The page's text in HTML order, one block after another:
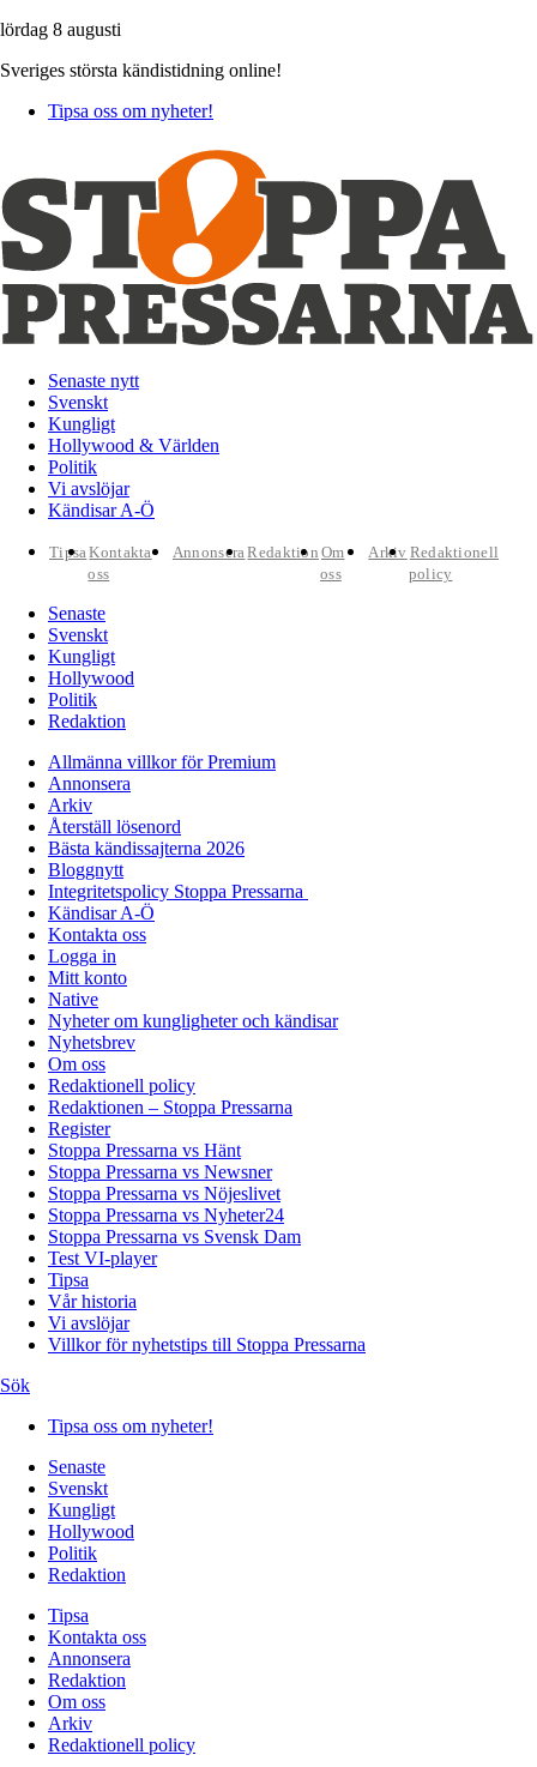
lördag 8 augusti
Sveriges största kändistidning online!
Tipsa oss om nyheter!
Senaste nytt
Svenskt
Kungligt
Hollywood & Världen
Politik
Vi avslöjar
Kändisar A-Ö
TipsaKontakta
oss
AnnonseraRedaktion Om
oss
Arkiv Redaktionell
policy
Senaste
Svenskt
Kungligt
Hollywood
Politik
Redaktion
Allmänna villkor för Premium
Annonsera
Arkiv
Återställ lösenord
Bästa kändissajterna 2026
Bloggnytt
Integritetspolicy Stoppa Pressarna
Kändisar A-Ö
Kontakta oss
Logga in
Mitt konto
Native
Nyheter om kungligheter och kändisar
Nyhetsbrev
Om oss
Redaktionell policy
Redaktionen – Stoppa Pressarna
Register
Stoppa Pressarna vs Hänt
Stoppa Pressarna vs Newsner
Stoppa Pressarna vs Nöjeslivet
Stoppa Pressarna vs Nyheter24
Stoppa Pressarna vs Svensk Dam
Test VI-player
Tipsa
Vår historia
Vi avslöjar
Villkor för nyhetstips till Stoppa Pressarna
Sök
Tipsa oss om nyheter!
Senaste
Svenskt
Kungligt
Hollywood
Politik
Redaktion
Tipsa
Kontakta oss
Annonsera
Redaktion
Om oss
Arkiv
Redaktionell policy